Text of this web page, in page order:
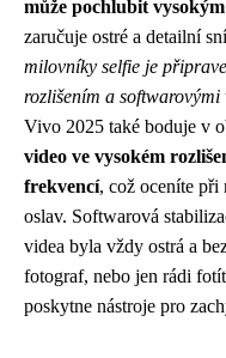
může pochlubit
zaručuje ostré a detailní
milovníky selfie je
rozlišením a
Vivo 2025 také boduje v
video ve vysokém
frekvencí, což oceníte při
oslav. Softwarová
videa byla vždy ostrá a
fotograf, nebo jen rádi
poskytne nástroje pro